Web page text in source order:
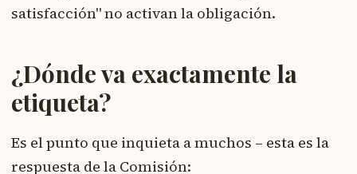
satisfacción" no activan la obligación.
¿Dónde va exactamente la
etiqueta?
Es el punto que inquieta a muchos – esta es la
respuesta de la Comisión: